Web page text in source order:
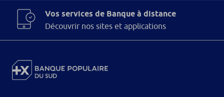
Vos services de Banque à distance
Découvrir nos sites et applications